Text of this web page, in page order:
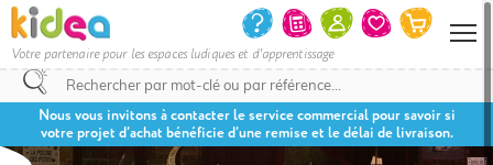
Votre partenaire pour les espaces ludiques et d'apprentissage
Nous vous invitons à contacter le service commercial pour savoir si
votre projet d’achat bénéficie d’une remise et le délai de livraison.